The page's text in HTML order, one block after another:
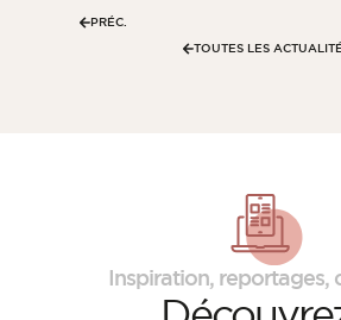
TOUTES LES
PRÉC.
Inspiration, reportages,